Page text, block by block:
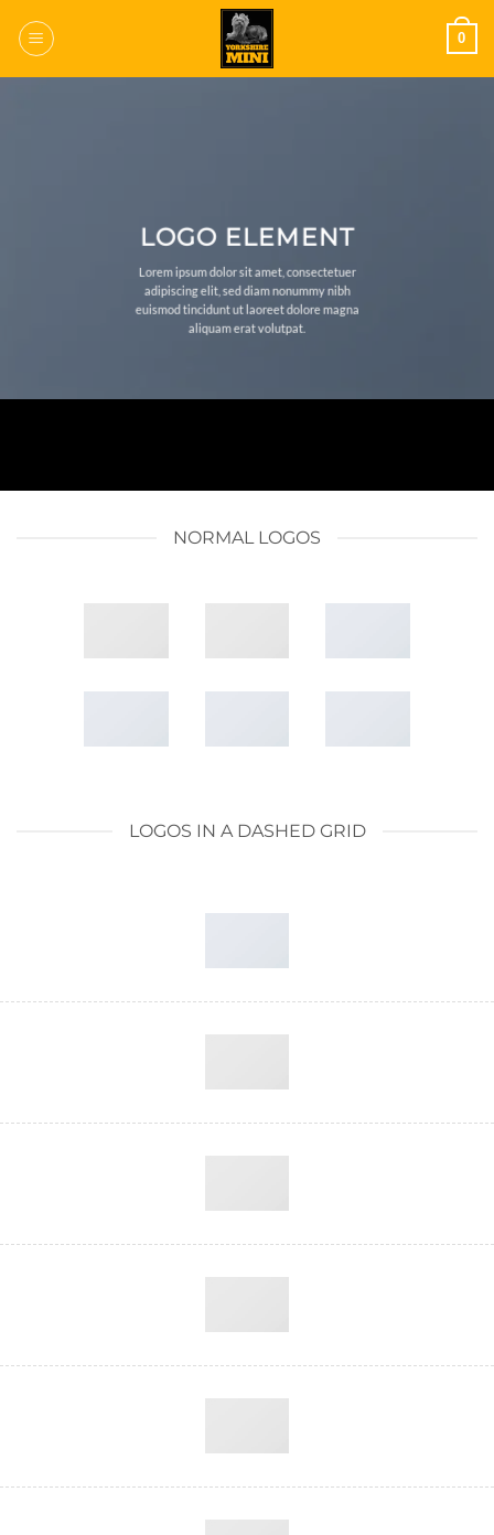
0
LOGO ELEMENT
Lorem ipsum dolor sit amet, consectetuer
adipiscing elit, sed diam nonummy nibh
euismod tincidunt ut laoreet dolore magna
aliquam erat volutpat.
NORMAL LOGOS
LOGOS IN A DASHED GRID